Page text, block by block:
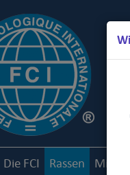
Die FCI Rassen